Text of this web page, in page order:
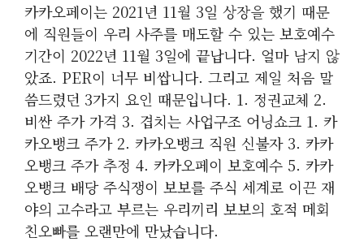
카카오페이는 2021년 11월 3일 상장을 했기 때문
에 직원들이 우리 사주를 매도할 수 있는 보호예수
기간이 2022년 11월 3일에 끝납니다. 얼마 남지 않
았죠. PER이 너무 비쌉니다. 그리고 제일 처음 말
씀드렸던 3가지 요인 때문입니다. 1. 정권교체 2.
비싼 주가 가격 3. 겹치는 사업구조 어닝쇼크 1. 카
카오뱅크 주가 2. 카카오뱅크 직원 신불자 3. 카카
오뱅크 주가 추정 4. 카카오페이 보호예수 5. 카카
오뱅크 배당 주식쟁이 보보를 주식 세계로 이끈 재
야의 고수라고 부르는 우리끼리 보보의 호적 메회
친오빠를 오랜만에 만났습니다.